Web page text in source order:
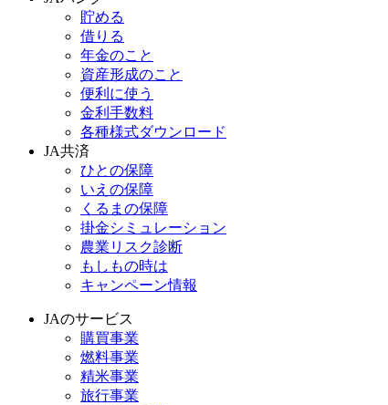
貯める
借りる
年金のこと
資産形成のこと
便利に使う
金利手数料
各種様式ダウンロード
JA共済
ひとの保障
いえの保障
くるまの保障
掛金シミュレーション
農業リスク診断
もしもの時は
キャンペーン情報
JAのサービス
購買事業
燃料事業
精米事業
旅行事業